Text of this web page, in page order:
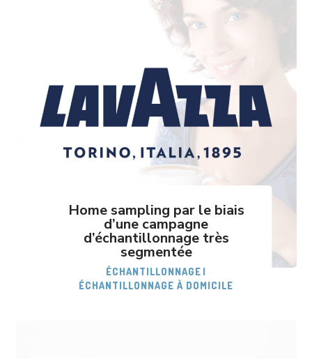
Home sampling par le biais
d’une campagne
d’échantillonnage très
segmentée
ÉCHANTILLONNAGE |
ÉCHANTILLONNAGE À DOMICILE